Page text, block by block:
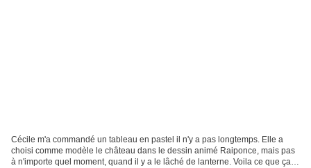
Cécile m'a commandé un tableau en pastel il n'y a pas longtemps. Elle a
choisi comme modèle le château dans le dessin animé Raiponce, mais pas
à n'importe quel moment, quand il y a le lâché de lanterne. Voila ce que ça